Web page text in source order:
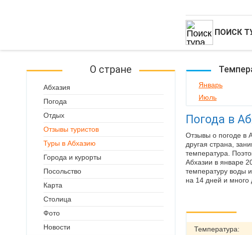
ПОИСК
Январь
Июль
Погода в
Отзывы о погоде в
другая страна,
температура.
Абхазии в январе
температуру воды
на 14 дней и много
Температура:
О стране
Абхазия
Погода
Отдых
Отзывы туристов
Туры в Абхазию
Города и курорты
Посольство
Карта
Столица
Фото
Новости